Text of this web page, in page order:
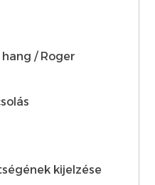
/ Roger
kijelzése